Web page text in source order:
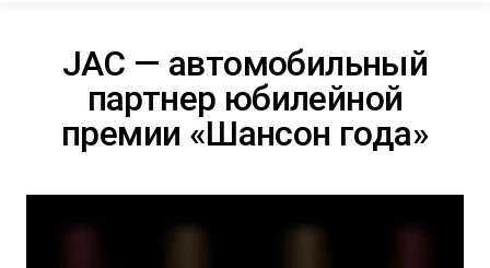
МОДЕЛИ
JAC — автомобильный
партнер юбилейной
премии «Шансон года»